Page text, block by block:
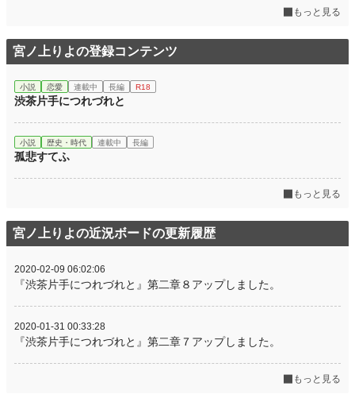
もっと見る
宮ノ上りよの登録コンテンツ
小説 恋愛 連載中 長編 R18
渋茶片手につれづれと
小説 歴史・時代 連載中 長編
孤悲すてふ
もっと見る
宮ノ上りよの近況ボードの更新履歴
2020-02-09 06:02:06
『渋茶片手につれづれと』第二章８アップしました。
2020-01-31 00:33:28
『渋茶片手につれづれと』第二章７アップしました。
もっと見る